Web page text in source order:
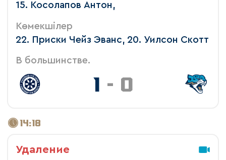
15. Косолапов Антон,
Көмекшілер
22. Приски Чейз Эванс, 20. Уилсон Скотт
В большинстве.
1 - 0
14:18
Удаление